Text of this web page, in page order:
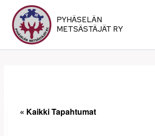
sisältöön
PYHÄSELÄN
METSÄSTÄJÄT RY
« Kaikki Tapahtumat